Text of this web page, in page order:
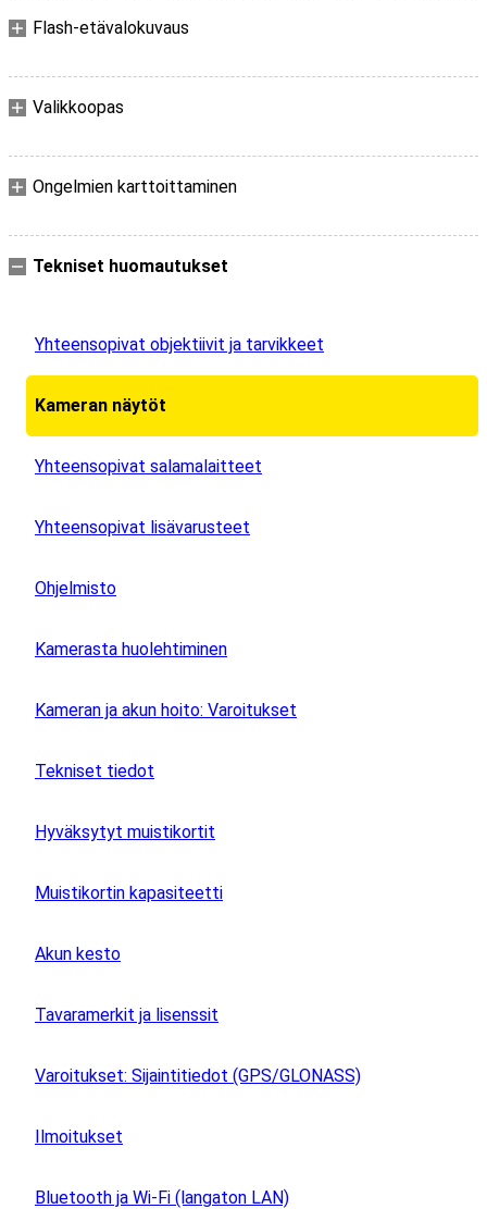
Flash-etävalokuvaus
Valikkoopas
Ongelmien karttoittaminen
Tekniset huomautukset
Yhteensopivat objektiivit ja tarvikkeet
Kameran näytöt
Yhteensopivat salamalaitteet
Yhteensopivat lisävarusteet
Ohjelmisto
Kamerasta huolehtiminen
Kameran ja akun hoito: Varoitukset
Tekniset tiedot
Hyväksytyt muistikortit
Muistikortin kapasiteetti
Akun kesto
Tavaramerkit ja lisenssit
Varoitukset: Sijaintitiedot (GPS/GLONASS)
Ilmoitukset
Bluetooth ja Wi-Fi (langaton LAN)